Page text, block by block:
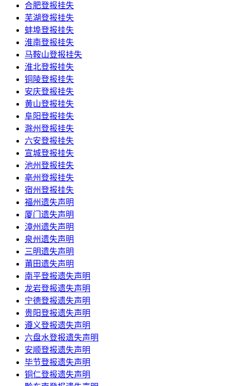
合肥登报挂失
芜湖登报挂失
蚌埠登报挂失
淮南登报挂失
马鞍山登报挂失
淮北登报挂失
铜陵登报挂失
安庆登报挂失
黄山登报挂失
阜阳登报挂失
滁州登报挂失
六安登报挂失
宣城登报挂失
池州登报挂失
亳州登报挂失
宿州登报挂失
福州遗失声明
厦门遗失声明
漳州遗失声明
泉州遗失声明
三明遗失声明
莆田遗失声明
南平登报遗失声明
龙岩登报遗失声明
宁德登报遗失声明
贵阳登报遗失声明
遵义登报遗失声明
六盘水登报遗失声明
安顺登报遗失声明
毕节登报遗失声明
铜仁登报遗失声明